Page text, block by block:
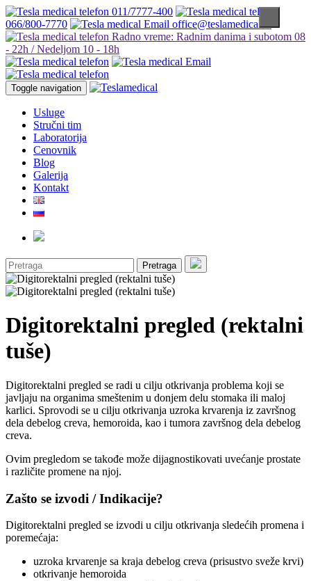
011/7777-400
066/800-7770
office@teslamedical.rs
Radno vreme: Radnim danima i subotom 08
- 22h / Nedeljom 10 - 18h
Toggle navigation
Usluge
Stručni tim
Laboratorija
Cenovnik
Blog
Galerija
Kontakt
Pretraga
Digitorektalni pregled (rektalni
tuše)
Digitorektalni pregled se radi u cilju otkrivanja problema koji se
javljaju na organima smeštenim u donjem delu stomaka ili maloj
karlici. Sprovodi se u cilju otkrivanja uzroka krvarenja iz završnog
dela debelog creva, hemoroida, kao i tumora završnog dela debelog
creva.
Ovim pregledom se takođe može dijagnostikovati uvećanje prostate
i različite promene na njoj.
Zašto se izvodi / Indikacije?
Digitorektalni pregled se izvodi u cilju otkrivanja sledećih promena i
poremećaja:
uzroka krvarenje sa kraja debelog creva (prisustvo sveže krvi)
otkrivanje hemoroida